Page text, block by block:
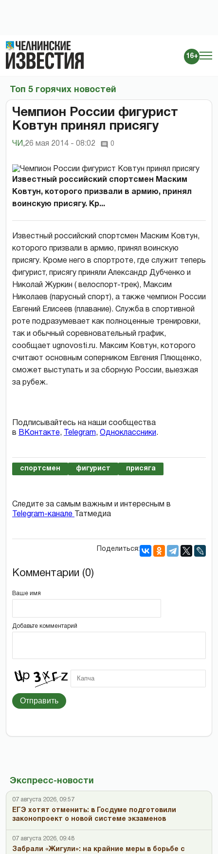
16+
Экспресс-новости
07 августа 2026, 09:57
ЕГЭ хотят отменить: в Госдуме подготовили
законопроект о новой системе экзаменов
07 августа 2026, 09:48
Забрали «Жигули»: на крайние меры в борьбе с
Топ 5 горячих новостей
Чемпион России фигурист
Ковтун принял присягу
ЧИ ,26 мая 2014 - 08:02 0
Известный российский спортсмен Маским
Ковтун, которого призвали в армию, принял
воинскую присягу. Кр...
Известный российский спортсмен Маским Ковтун,
которого призвали в армию, принял воинскую
присягу. Кроме него в спортроте, где служит теперь
фигурист, присягу приняли Александр Дубченко и
Николай Журкин ( велоспорт-трек), Максим
Николаев (парусный спорт), а также чемпион России
Евгений Елисеев (плавание). Служба в спортивной
роте подразумевает как полноценные тренировки,
так и обычный соревновательный график,
сообщает ugnovosti.ru. Максим Ковтун, которого
считают основным соперником Евгения Плющенко,
сможет выступать и за сборную России, выезжая
за рубеж.
Подписывайтесь на наши сообщества
в ВКонтакте, Telegram, Одноклассники.
спортсмен фигурист присяга
Следите за самым важным и интересным в
Telegram-канале
Татмедиа
Поделиться:
Комментарии (0)
Ваше имя
Добавьте комментарий
Отправить